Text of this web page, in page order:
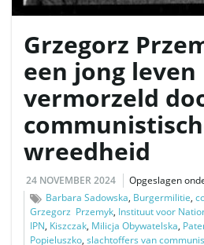
Grzegorz
een jong leven
vermorzeld
wreedheid
24 NOVEMBER 2024 Opgeslagen
Barbara Sadowska, Burgermilitie,
Grzegorz Przemyk, Instituut voor
IPN, Kiszczak, Milicja Obywatelska,
Popieluszko, slachtoffers van